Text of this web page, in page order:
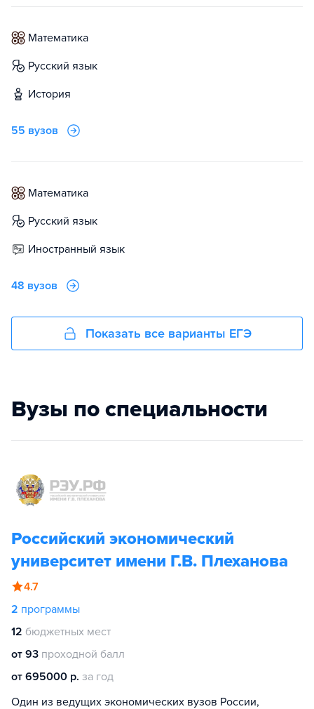
математика
русский язык
история
55 вузов
математика
русский язык
иностранный язык
48 вузов
Показать все варианты ЕГЭ
Вузы по специальности
Российский экономический
университет имени Г.В. Плеханова
4.7
2 программы
12 бюджетных мест
от 93 проходной балл
от 695000 р. за год
Один из ведущих экономических вузов России,